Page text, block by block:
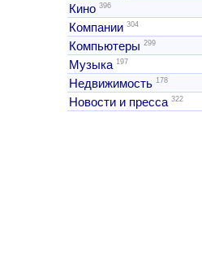
Кино 396
Компании 304
Компьютеры 299
Музыка 197
Недвижимость 178
Новости и пресса 322